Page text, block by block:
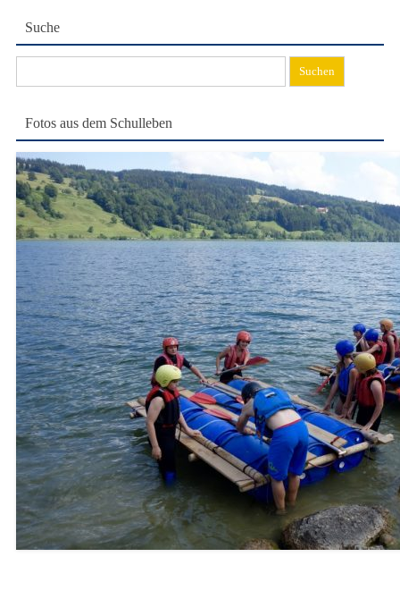
Suche
nach:
Fotos aus dem Schulleben